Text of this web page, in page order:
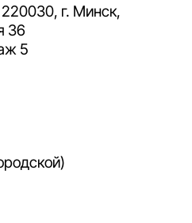
г. Минск,
36
5